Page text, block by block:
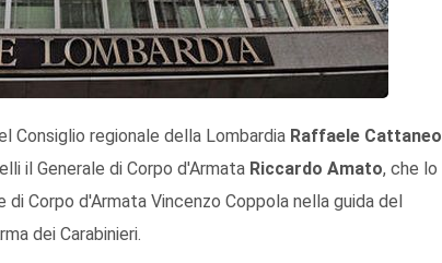
Consiglio regionale della Lombardia Raffaele Cattaneo
il Generale di Corpo d'Armata Riccardo Amato, che lo
Corpo d'Armata Vincenzo Coppola nella guida del
dei Carabinieri.